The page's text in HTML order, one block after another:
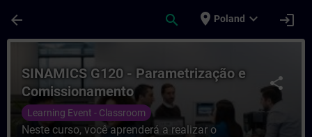
arrow_back search place Poland expand_more login
Course - SINAMICS G120 -
share
SINAMICS G120 - Parametrização e
Comissionamento
Learning Event - Classroom
Neste curso, você aprenderá a realizar o